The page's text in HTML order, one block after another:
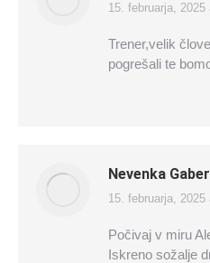
says:
15. februarja, 2025
Trener,velik
pogrešali te
Nevenka
says:
15. februarja, 2025
Počivaj v miru
Iskreno sožalje